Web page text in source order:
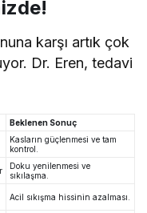
karşı artık çok
Dr. Eren, tedavi
Beklenen Sonuç
Kasların güçlenmesi ve tam
kontrol.
Doku yenilenmesi ve
sıkılaşma.
Acil sıkışma hissinin azalması.